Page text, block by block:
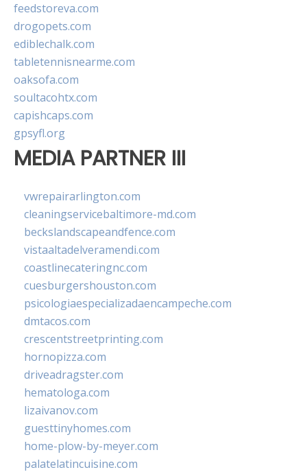
feedstoreva.com
drogopets.com
ediblechalk.com
tabletennisnearme.com
oaksofa.com
soultacohtx.com
capishcaps.com
gpsyfl.org
MEDIA PARTNER III
vwrepairarlington.com
cleaningservicebaltimore-md.com
beckslandscapeandfence.com
vistaaltadelveramendi.com
coastlinecateringnc.com
cuesburgershouston.com
psicologiaespecializadaencampeche.com
dmtacos.com
crescentstreetprinting.com
hornopizza.com
driveadragster.com
hematologa.com
lizaivanov.com
guesttinyhomes.com
home-plow-by-meyer.com
palatelatincuisine.com